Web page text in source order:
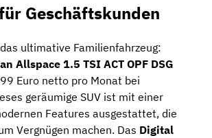
Geschäftskunden
ultimative Familienfahrzeug:
Allspace 1.5 TSI ACT OPF DSG
Euro netto pro Monat bei
geräumige SUV ist mit einer
Features ausgestattet, die
Vergnügen machen. Das Digital